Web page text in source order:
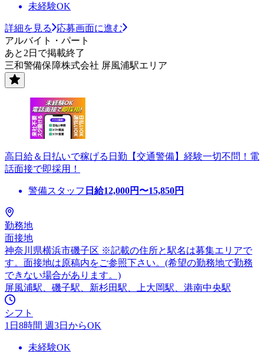
未経験OK
詳細を見る
応募画面に進む
アルバイト・パート
あと2日で掲載終了
三和警備保障株式会社 屏風浦駅エリア
高日給＆日払いで稼げる日勤【交通警備】経験一切不問！電
話面接で即採用！
警備スタッフ 日給12,000円〜15,850円
勤務地
面接地
神奈川県横浜市磯子区 ※記載の住所と駅名は募集エリアで
す。面接地は原稿内をご参照下さい。(希望の勤務地で勤務
できない場合があります。)
屏風浦駅、磯子駅、新杉田駅、上大岡駅、港南中央駅
シフト
1日8時間 週3日からOK
未経験OK